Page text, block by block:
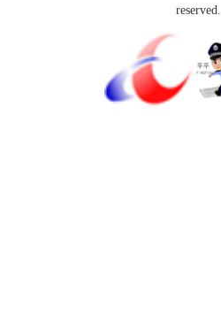
reserved.